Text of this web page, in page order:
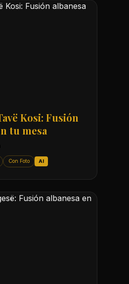
Kosi: Fusión
tu mesa
Con Foto AI